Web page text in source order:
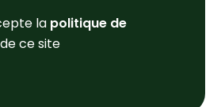
la politique de
de ce site